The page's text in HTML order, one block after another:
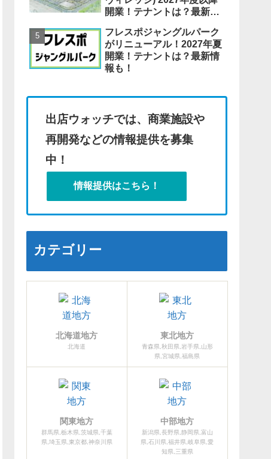
開業！テナントは？最新情
フレスポジャングルパーク
がリニューアル！2027年夏
開業！テナントは？最新情
報も！
出店ウォッチでは、商業施設や
再開発などの情報提供を募集
中！
情報提供はこちら！
カテゴリー
北海道地方
北海道
東北地方
青森県,秋田県,岩手県,山形
県,宮城県,福島県
関東地方
群馬県,栃木県,茨城県,千葉
県,埼玉県,東京都,神奈川県
中部地方
新潟県,長野県,静岡県,富山
県,石川県,福井県,岐阜県,愛
知県,三重県